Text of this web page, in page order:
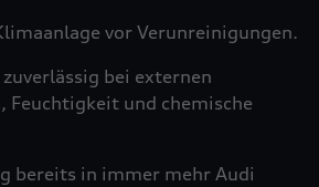
vor Verunreinigungen.
bei externen
Feuchtigkeit und chemische
bereits in immer mehr Audi